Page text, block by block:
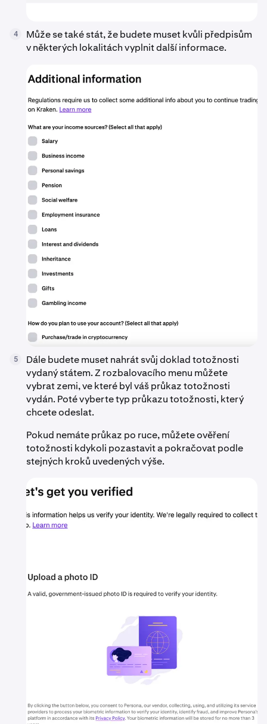
4
Může se také stát, že budete muset kvůli předpisům
v některých lokalitách vyplnit další informace.
5
Dále budete muset nahrát svůj doklad totožnosti
vydaný státem. Z rozbalovacího menu můžete
vybrat zemi, ve které byl váš průkaz totožnosti
vydán. Poté vyberte typ průkazu totožnosti, který
chcete odeslat.
Pokud nemáte průkaz po ruce, můžete ověření
totožnosti kdykoli pozastavit a pokračovat podle
stejných kroků uvedených výše.